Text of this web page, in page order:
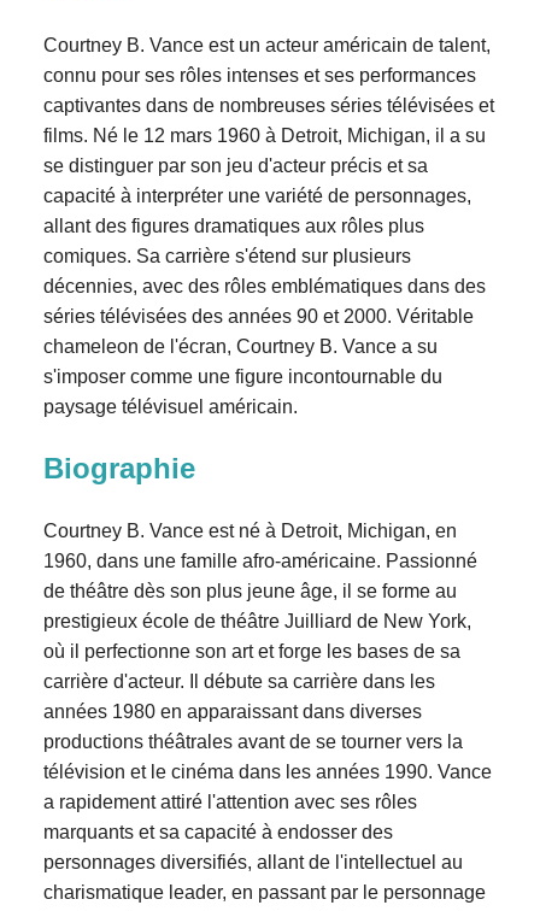
Courtney B. Vance est un acteur américain de talent,
connu pour ses rôles intenses et ses performances
captivantes dans de nombreuses séries télévisées et
films. Né le 12 mars 1960 à Detroit, Michigan, il a su
se distinguer par son jeu d'acteur précis et sa
capacité à interpréter une variété de personnages,
allant des figures dramatiques aux rôles plus
comiques. Sa carrière s'étend sur plusieurs
décennies, avec des rôles emblématiques dans des
séries télévisées des années 90 et 2000. Véritable
chameleon de l'écran, Courtney B. Vance a su
s'imposer comme une figure incontournable du
paysage télévisuel américain.
Biographie
Courtney B. Vance est né à Detroit, Michigan, en
1960, dans une famille afro-américaine. Passionné
de théâtre dès son plus jeune âge, il se forme au
prestigieux école de théâtre Juilliard de New York,
où il perfectionne son art et forge les bases de sa
carrière d'acteur. Il débute sa carrière dans les
années 1980 en apparaissant dans diverses
productions théâtrales avant de se tourner vers la
télévision et le cinéma dans les années 1990. Vance
a rapidement attiré l'attention avec ses rôles
marquants et sa capacité à endosser des
personnages diversifiés, allant de l'intellectuel au
charismatique leader, en passant par le personnage